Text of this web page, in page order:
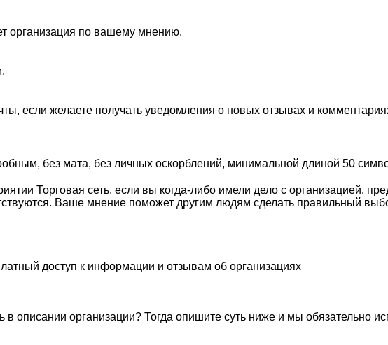
организация по вашему мнению.
если желаете получать уведомления о новых отзывах и
без мата, без личных оскорблений, минимальной длиной 50
Торговая сеть, если вы когда-либо имели дело с организацией,
Ваше мнение поможет другим людям сделать правильный
доступ к информации и отзывам об организациях
в описании организации? Тогда опишите суть ниже и мы обязательно